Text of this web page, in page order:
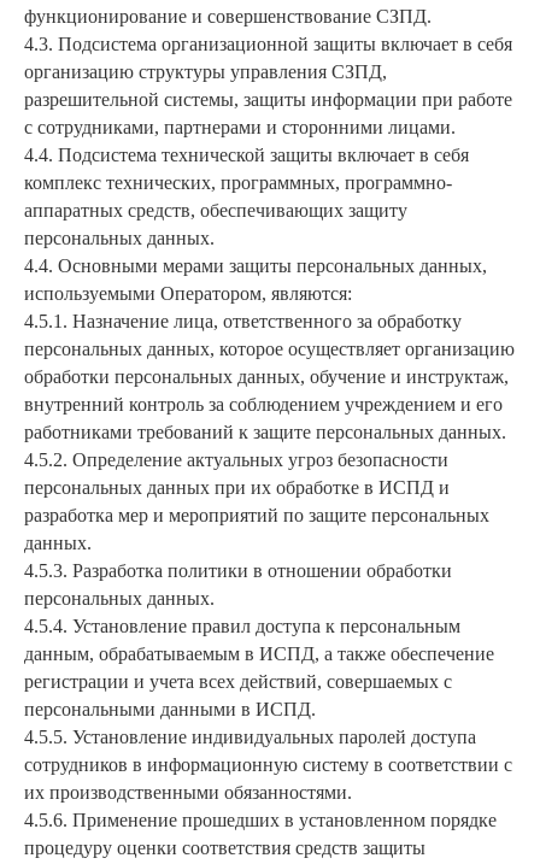
функционирование и совершенствование СЗПД.
4.3. Подсистема организационной защиты включает в себя
организацию структуры управления СЗПД,
разрешительной системы, защиты информации при работе
с сотрудниками, партнерами и сторонними лицами.
4.4. Подсистема технической защиты включает в себя
комплекс технических, программных, программно-
аппаратных средств, обеспечивающих защиту
персональных данных.
4.4. Основными мерами защиты персональных данных,
используемыми Оператором, являются:
4.5.1. Назначение лица, ответственного за обработку
персональных данных, которое осуществляет организацию
обработки персональных данных, обучение и инструктаж,
внутренний контроль за соблюдением учреждением и его
работниками требований к защите персональных данных.
4.5.2. Определение актуальных угроз безопасности
персональных данных при их обработке в ИСПД и
разработка мер и мероприятий по защите персональных
данных.
4.5.3. Разработка политики в отношении обработки
персональных данных.
4.5.4. Установление правил доступа к персональным
данным, обрабатываемым в ИСПД, а также обеспечение
регистрации и учета всех действий, совершаемых с
персональными данными в ИСПД.
4.5.5. Установление индивидуальных паролей доступа
сотрудников в информационную систему в соответствии с
их производственными обязанностями.
4.5.6. Применение прошедших в установленном порядке
процедуру оценки соответствия средств защиты